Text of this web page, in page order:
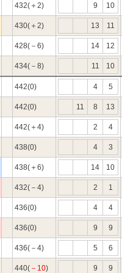
432(＋2) 9 10
430(＋2) 13 11
428(－6) 14 12
434(－8) 11 10
442(0) 4 5
442(0) 11 8 13
442(＋4) 2 4
438(0) 4 3
438(＋6) 14 10
432(－4) 2 1
436(0) 4 4
436(0) 9 9
436(－4) 5 6
440( －10) 9 9